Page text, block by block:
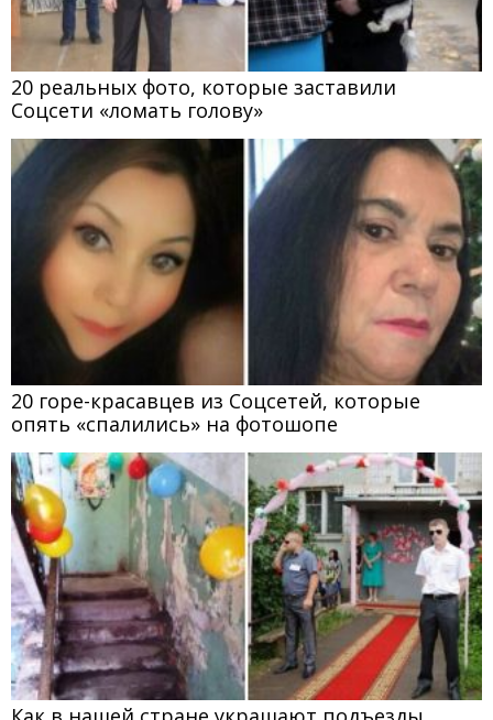
20 реальных фото, которые заставили
Соцсети «ломать голову»
20 горе-красавцев из Соцсетей, которые
опять «спалились» на фотошопе